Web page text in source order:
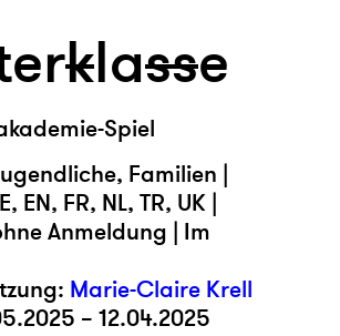
klasse
Spiel
Familien |
EN, FR, NL, TR, UK |
Anmeldung | Im
Marie-Claire Krell
– 12.04.2025